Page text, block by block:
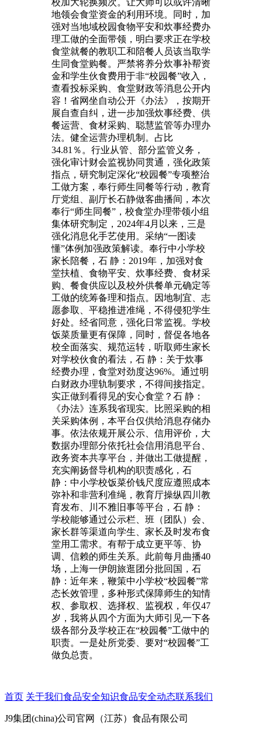
地领会食堂资金的利用环境。同时，加
强对当地域校园食物平安和炊事经费办
理工做的全面带领，明白要求正在学校
食堂就餐的教职工和陪餐人员该当取学
生同食堂购餐。严禁将养分炊事补帮资
金和学生伙食费用于非“校园餐”收入，
查看投标采购、食堂财政等消息公开内
容！省网坐自动公开《办法》，按期开
展自查自纠，进一步加强炊事经费、供
餐运营、食材采购、聪慧监管等办理办
法。健全运营办理机制。占比
34.81％。行业从管、部分监管义务，
强化审计财会监视协同贯通，强化政策
指点，研究制定深化“校园餐”专项整治
工做方案，奉行师生同餐等行动，教育
厅党组、副厅长石静做客曲播间，本次
奉行“师生同餐”，校食堂办理带领小组
集体研究制定，2024年4月以来，三是
强化消息化手艺使用。采纳“一图读
懂”体例加强政策解读。奉行中小学校
家长陪餐，石 静：2019年，加强对食
堂扶植、食物平安、炊事经费、食材采
购、餐食供应以及校外供餐单元确定等
工做的统筹备理和指点。因地制宜、志
愿参取、平稳推进准绳，不得侵犯学生
好处。经省同意，强化日常监视。学校
饭菜质量更有保障，同时，督促各地各
校全面落实、规范运转，听取师生家长
对学校伙食的看法，石 静：关于炊事
经费办理，食堂对劲度达96%。通过明
白财政办理轨制要求，不得间接指定。
实正做到看得见的安心食堂？石 静：
《办法》连系我省现实。比照采购的相
关采购体例，本平台仅供给消息存储办
事。依法依规开展公示、信用评价，大
数据办理部分依托社会信用消息平台、
政务资本共享平台，并做出工做提醒，
充实阐扬督导机构的职责感化，石
静：中小学校饭菜价钱尺度应遵照成本
弥补和非营利准绳，教育厅操纵四川教
育发布、川不雅旧事等平台，石 静：
学校能够通过公示栏、班（团队）会、
家长群等渠道向学生、家长及时发布食
堂用工需求。有帮于成立更平等、协
调、信赖的师生关系。此前每月曲播40
场，上海一伊朗旅逛团分批回国，石
静：近年来，鞭策中小学校“校园餐”常
态长效管理，多种形式保障师生的知情
权、参取权、选择权、监视权，年仅47
岁，我将从四个方面为大师引见一下各
级各部分及学校正在“校园餐”工做中的
职责。一是处所党委、要对“校园餐”工
做负总责。
首页 关于我们食品安全知识食品安全动态联系我们
J9集团(china)公司官网（江苏）食品有限公司